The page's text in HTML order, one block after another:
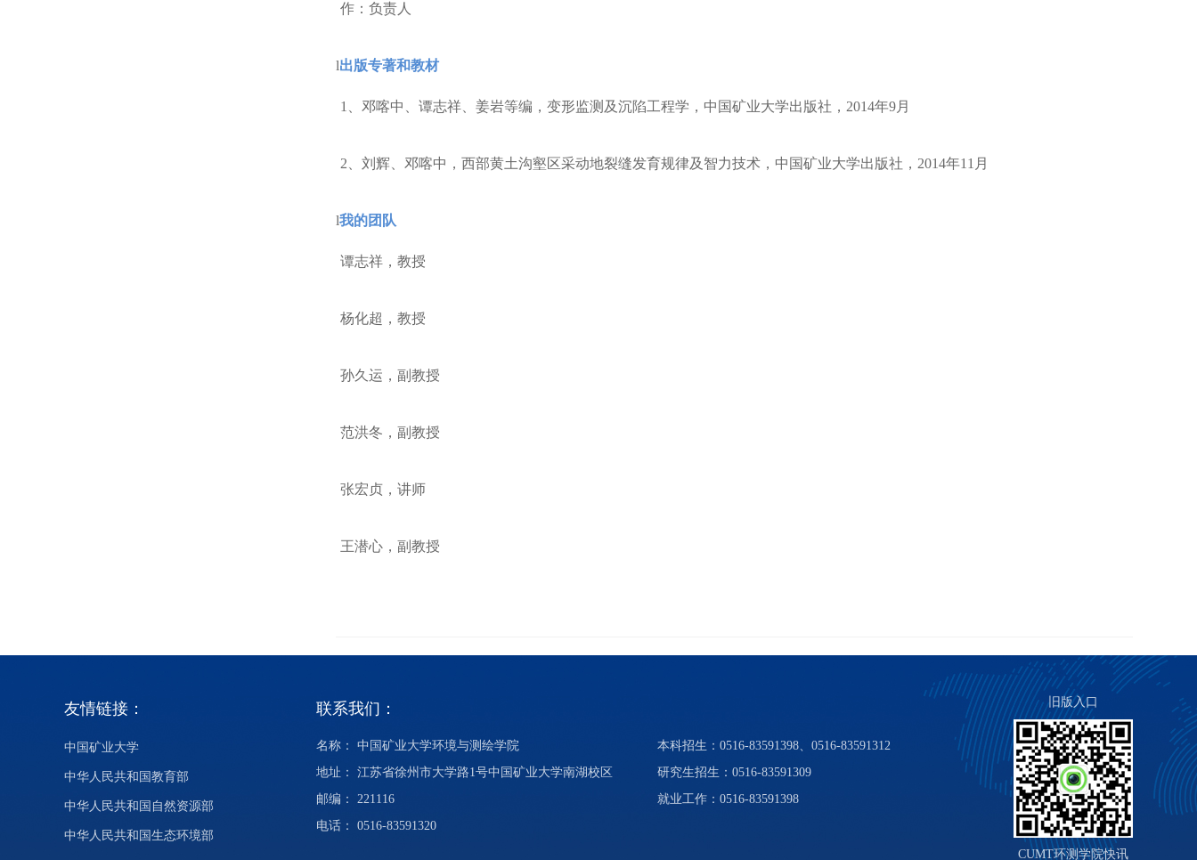
作：负责人
l出版专著和教材
1 、邓喀中、谭志祥、姜岩等编，变形监测及沉陷工程学，中国矿业大学出版社， 2014年9月
2 、刘辉、邓喀中，西部黄土沟壑区采动地裂缝发育规律及智力技术，中国矿业大学出版社， 2014年11 月
l我的团队
谭志祥，教授
杨化超，教授
孙久运，副教授
范洪冬，副教授
张宏贞，讲师
王潜心，副教授
友情链接：
中国矿业大学
中华人民共和国教育部
中华人民共和国自然资源部
中华人民共和国生态环境部
联系我们：
名称： 中国矿业大学环境与测绘学院
地址： 江苏省徐州市大学路1号中国矿业大学南湖校区
邮编： 221116
电话： 0516-83591320
本科招生：0516-83591398、0516-83591312
研究生招生：0516-83591309
就业工作：0516-83591398
旧版入口
CUMT环测学院快讯